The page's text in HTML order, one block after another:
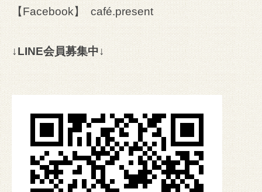
【Facebook】café.present
↓LINE会員募集中↓